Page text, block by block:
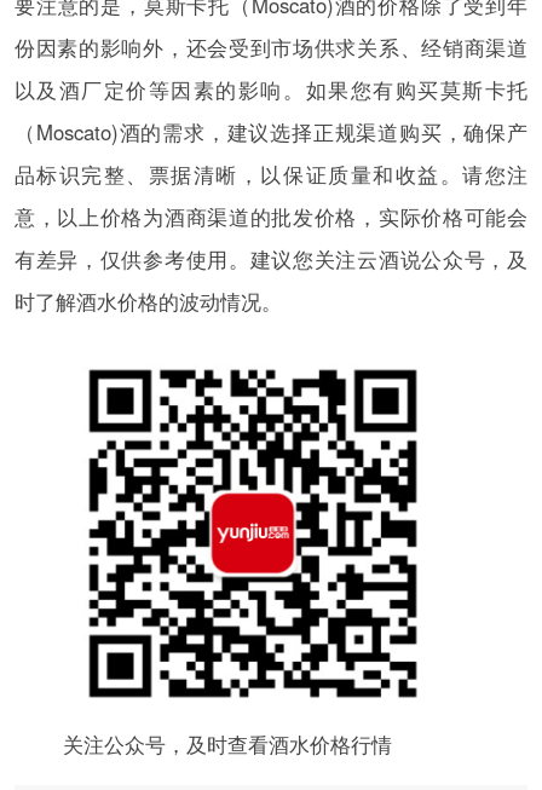
份因素的影响外，还会受到市场供求关系、经销商渠道
以及酒厂定价等因素的影响。如果您有购买莫斯卡托
（Moscato)酒的需求，建议选择正规渠道购买，确保产
品标识完整、票据清晰，以保证质量和收益。请您注
意，以上价格为酒商渠道的批发价格，实际价格可能会
有差异，仅供参考使用。建议您关注云酒说公众号，及
时了解酒水价格的波动情况。
关注公众号，及时查看酒水价格行情